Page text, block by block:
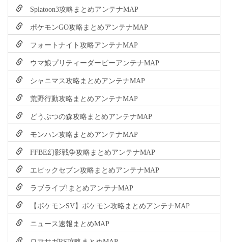
Splatoon3攻略まとめアンテナMAP
ポケモンGO攻略まとめアンテナMAP
フォートナイト攻略アンテナMAP
ウマ娘プリティーダービーアンテナMAP
シャニマス攻略まとめアンテナMAP
荒野行動攻略まとめアンテナMAP
どうぶつの森攻略まとめアンテナMAP
モンハン攻略まとめアンテナMAP
FFBE幻影戦争攻略まとめアンテナMAP
エピックセブン攻略まとめアンテナMAP
ラブライブ!まとめアンテナMAP
【ポケモンSV】ポケモン攻略まとめアンテナMAP
ニュース速報まとめMAP